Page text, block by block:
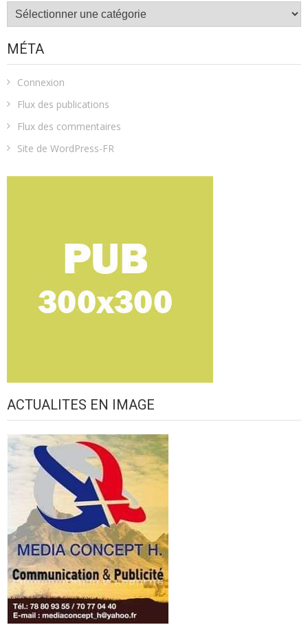
Catégories
MÉTA
Connexion
Flux des publications
Flux des commentaires
Site de WordPress-FR
ACTUALITES EN IMAGE